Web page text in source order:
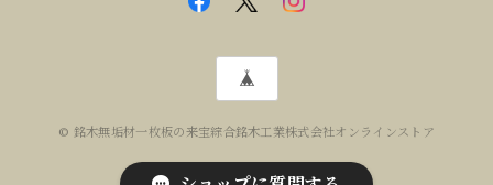
© 銘木無垢材一枚板の来宝綜合銘木工業株式会社オンラインストア